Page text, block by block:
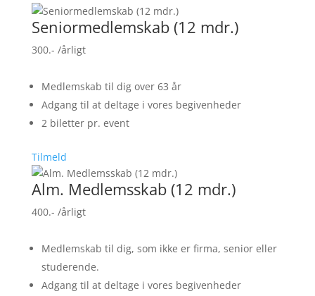
Seniormedlemskab (12 mdr.)
300.- /årligt
Medlemskab til dig over 63 år
Adgang til at deltage i vores begivenheder
2 biletter pr. event
Tilmeld
Alm. Medlemsskab (12 mdr.)
400.- /årligt
Medlemskab til dig, som ikke er firma, senior eller
studerende.
Adgang til at deltage i vores begivenheder